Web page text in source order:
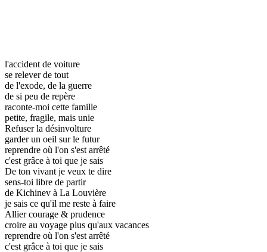
l'accident de voiture
se relever de tout
de l'exode, de la guerre
de si peu de repère
raconte-moi cette famille
petite, fragile, mais unie
Refuser la désinvolture
garder un oeil sur le futur
reprendre où l'on s'est arrêté
c'est grâce à toi que je sais
De ton vivant je veux te dire
sens-toi libre de partir
de Kichinev à La Louvière
je sais ce qu'il me reste à faire
Allier courage & prudence
croire au voyage plus qu'aux vacances
reprendre où l'on s'est arrêté
c'est grâce à toi que je sais